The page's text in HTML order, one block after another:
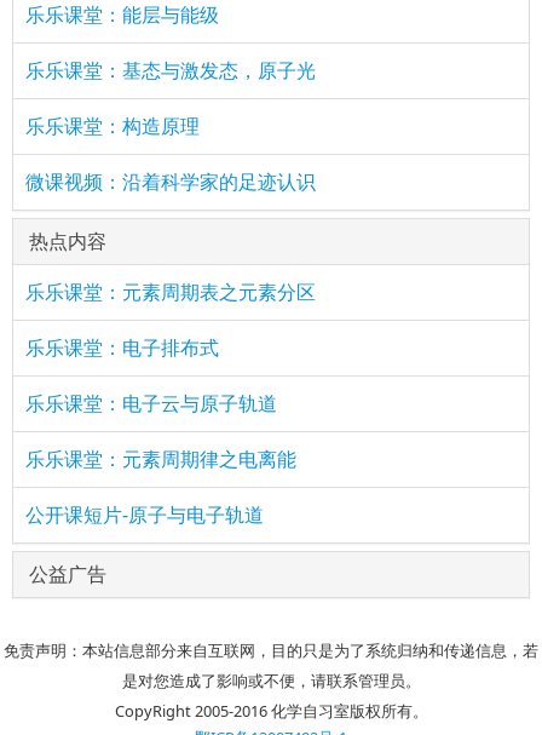
乐乐课堂：能层与能级
乐乐课堂：基态与激发态，原子光
乐乐课堂：构造原理
微课视频：沿着科学家的足迹认识
热点内容
乐乐课堂：元素周期表之元素分区
乐乐课堂：电子排布式
乐乐课堂：电子云与原子轨道
乐乐课堂：元素周期律之电离能
公开课短片-原子与电子轨道
公益广告
免责声明：本站信息部分来自互联网，目的只是为了系统归纳和传递信息，若
是对您造成了影响或不便，请联系管理员。
CopyRight 2005-2016 化学自习室版权所有。